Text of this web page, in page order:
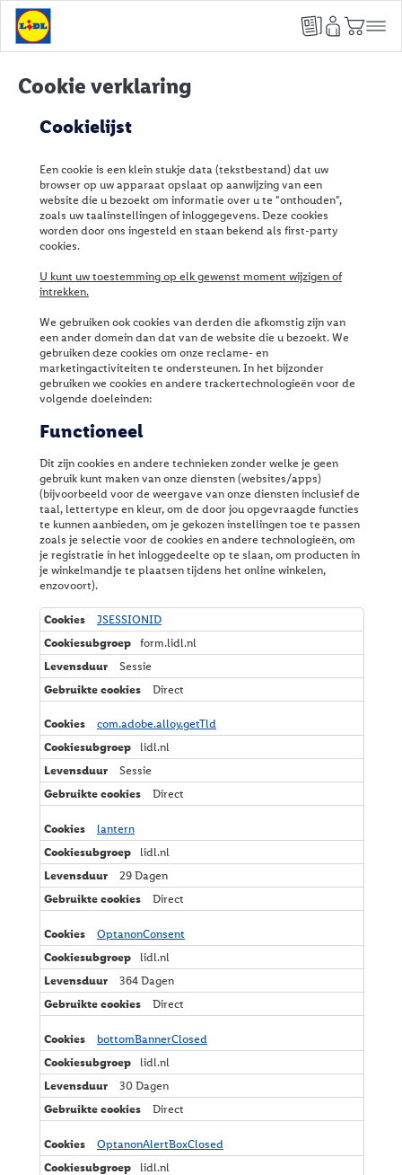
Cookie verklaring
Cookielijst
Een cookie is een klein stukje data (tekstbestand) dat uw
browser op uw apparaat opslaat op aanwijzing van een
website die u bezoekt om informatie over u te "onthouden",
zoals uw taalinstellingen of inloggegevens. Deze cookies
worden door ons ingesteld en staan bekend als first-party
cookies.
U kunt uw toestemming op elk gewenst moment wijzigen of
intrekken.
We gebruiken ook cookies van derden die afkomstig zijn van
een ander domein dan dat van de website die u bezoekt. We
gebruiken deze cookies om onze reclame- en
marketingactiviteiten te ondersteunen. In het bijzonder
gebruiken we cookies en andere trackertechnologieën voor de
volgende doeleinden:
Functioneel
Dit zijn cookies en andere technieken zonder welke je geen
gebruik kunt maken van onze diensten (websites/apps)
(bijvoorbeeld voor de weergave van onze diensten inclusief de
taal, lettertype en kleur, om de door jou opgevraagde functies
te kunnen aanbieden, om je gekozen instellingen toe te passen
zoals je selectie voor de cookies en andere technologieën, om
je registratie in het inloggedeelte op te slaan, om producten in
je winkelmandje te plaatsen tijdens het online winkelen,
enzovoort).
F
u
n
t
o
n
e
e
JSESSIONID
form.lidl.nl
Sessie
Direct
com.adobe.alloy.getTld
lidl.nl
Sessie
Direct
lantern
lidl.nl
29 Dagen
Direct
OptanonConsent
lidl.nl
364 Dagen
Direct
bottomBannerClosed
lidl.nl
30 Dagen
Direct
OptanonAlertBoxClosed
lidl.nl